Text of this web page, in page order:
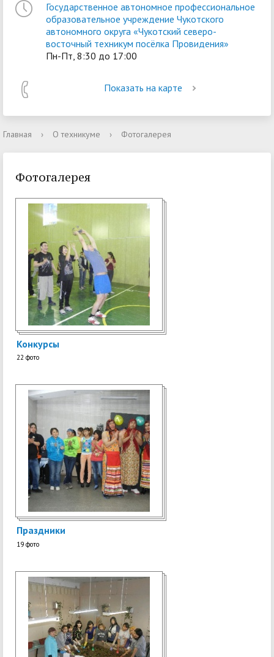
Государственное автономное профессиональное
образовательное учреждение Чукотского
автономного округа «Чукотский северо-
восточный техникум посёлка Провидения»
Пн-Пт, 8:30 до 17:00
Показать на карте
Главная › О техникуме › Фотогалерея
Фотогалерея
Конкурсы
22 фото
Праздники
19 фото